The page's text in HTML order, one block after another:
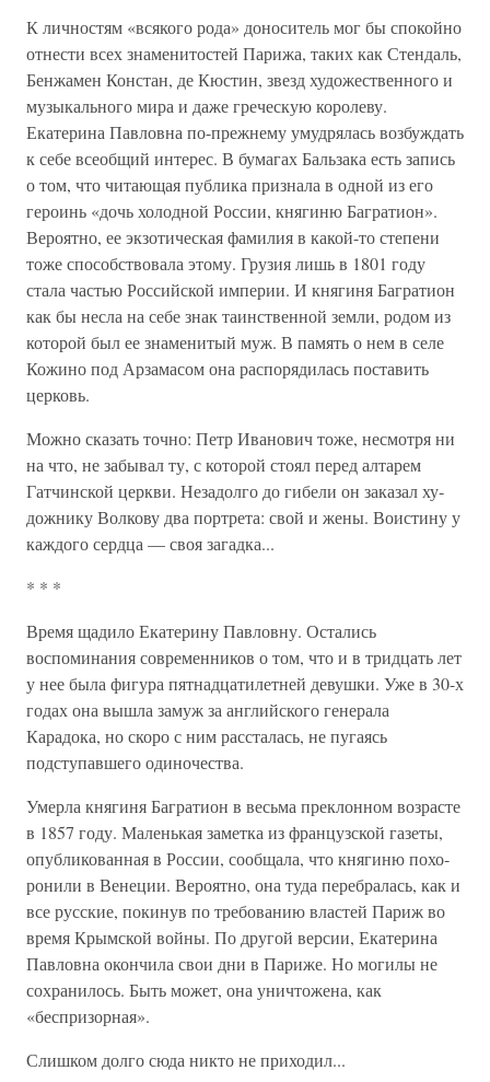
К личностям «всякого рода» доноситель мог бы спо­койно
отнести всех знаменитостей Парижа, таких как Стендаль,
Бенжамен Констан, де Кюстин, звезд художе­ственного и
музыкального мира и даже греческую короле­ву.
Екатерина Павловна по-прежнему умудрялась возбуж­дать
к себе всеобщий интерес. В бумагах Бальзака есть запись
о том, что читающая публика признала в одной из его
героинь «дочь холодной России, княгиню Багратион».
Вероятно, ее экзотическая фамилия в какой-то степени
тоже способствовала этому. Грузия лишь в 1801 году
стала частью Российской империи. И княгиня Багратион
как бы несла на себе знак таинственной земли, родом из
которой был ее знаменитый муж. В память о нем в селе
Кожино под Арзамасом она распорядилась поставить
церковь.
Можно сказать точно: Петр Иванович тоже, несмотря ни
на что, не забывал ту, с которой стоял перед алтарем
Гатчинской церкви. Незадолго до гибели он заказал ху­
дожнику Волкову два портрета: свой и жены. Воистину у
каждого сердца — своя загадка...
* * *
Время щадило Екатерину Павловну. Остались
воспомина­ния современников о том, что и в тридцать лет
у нее была фигура пятнадцатилетней девушки. Уже в 30-х
годах она вышла замуж за английского генерала
Карадока, но скоро с ним рассталась, не пугаясь
подступавшего одиночества.
Умерла княгиня Багратион в весьма преклонном воз­расте
в 1857 году. Маленькая заметка из французской газе­ты,
опубликованная в России, сообщала, что княгиню похо­
ронили в Венеции. Вероятно, она туда перебралась, как и
все русские, покинув по требованию властей Париж во
вре­мя Крымской войны. По другой версии, Екатерина
Пав­ловна окончила свои дни в Париже. Но могилы не
сохрани­лось. Быть может, она уничтожена, как
«беспризорная».
Слишком долго сюда никто не приходил...